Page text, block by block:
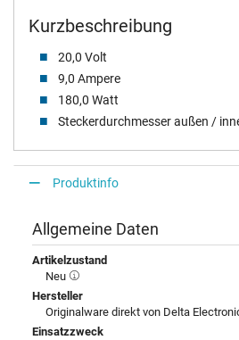
Kurzbeschreibung
20,0 Volt
9,0 Ampere
180,0 Watt
Steckerdurchmesser außen /
Produktinfo
Allgemeine Daten
Artikelzustand
Neu
Hersteller
Originalware direkt von Delta
Einsatzzweck